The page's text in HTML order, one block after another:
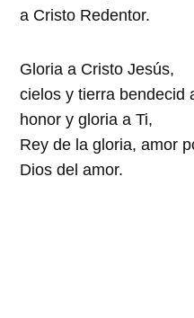
a Cristo Redentor.
Gloria a Cristo Jesús,
cielos y tierra bendecid
honor y gloria a Ti,
Rey de la gloria, amor
Dios del amor.